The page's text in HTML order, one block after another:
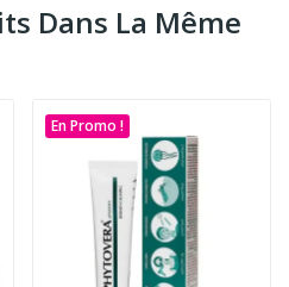
Dans La Même
En Promo !